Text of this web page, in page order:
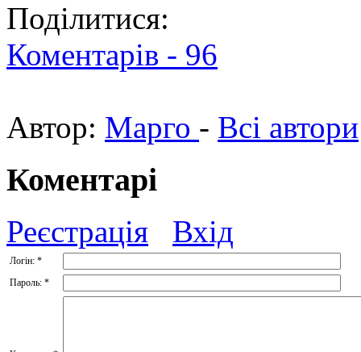
Поділитися:
Коментарів - 96
Автор: Марго - Всі автори
Коментарі
Реєстрація Вхід
Логін: *
Пароль: *